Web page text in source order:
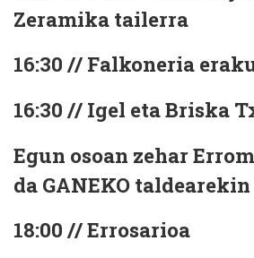
Zeramika tailerra
16:30 // Falkoneria
16:30 // Igel eta Briska
Egun osoan zehar
da GANEKO taldearekin
18:00 // Errosarioa